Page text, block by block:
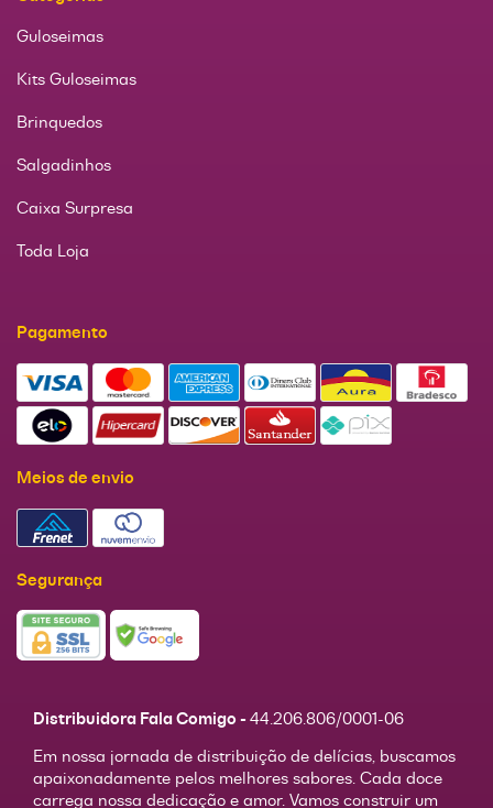
Guloseimas
Kits Guloseimas
Brinquedos
Salgadinhos
Caixa Surpresa
Toda Loja
Pagamento
Meios de envio
Segurança
Distribuidora Fala Comigo - 44.206.806/0001-06
Em nossa jornada de distribuição de delícias, buscamos
apaixonadamente pelos melhores sabores. Cada doce
carrega nossa dedicação e amor. Vamos construir um